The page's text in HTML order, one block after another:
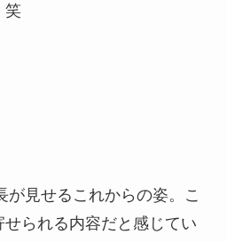
笑
が見せるこれからの姿。こ
られる内容だと感じてい